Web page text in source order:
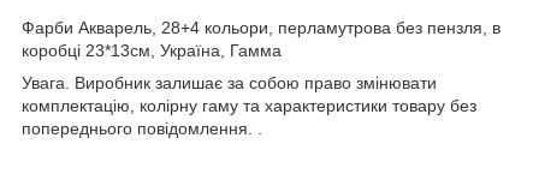
Фарби Акварель, 28+4 кольори, перламутрова без пензля, в
коробці 23*13см, Україна, Гамма
Увага. Виробник залишає за собою право змінювати
комплектацію, колірну гаму та характеристики товару без
попереднього повідомлення. .